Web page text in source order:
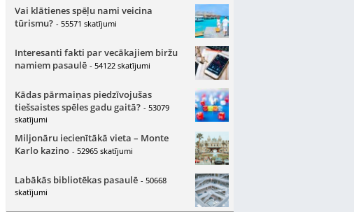
Vai klātienes spēļu nami veicina
tūrismu? - 55571 skatījumi
Interesanti fakti par vecākajiem biržu
namiem pasaulē - 54122 skatījumi
Kādas pārmaiņas piedzīvojušas
tiešsaistes spēles gadu gaitā? - 53079
skatījumi
Miljonāru iecienītākā vieta – Monte
Karlo kazino - 52965 skatījumi
Labākās bibliotēkas pasaulē - 50668
skatījumi